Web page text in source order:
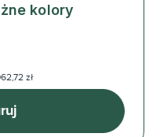
kolory
zł